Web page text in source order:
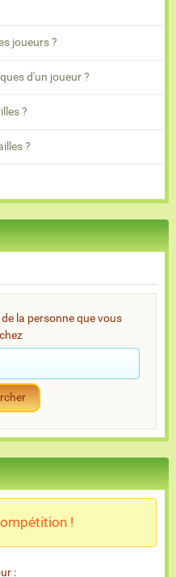
joueurs ?
d'un joueur ?
?
?
la personne que vous
!
: